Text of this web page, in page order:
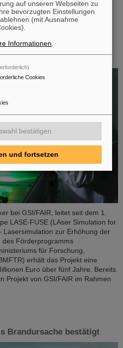
Yannik Zobus von
bei GSI/FAIR, leitet seit dem 1.
LASE-FUSE (LAser Simulation for
Lasersimulation zur Erhöhung der
des Förderprogramms
für Forschung,
erhält das Projekt eine
Euro über fünf Jahre. Bereits
Projekt von GSI/FAIR im Rahmen
Brandursache bestätigt
auf unseren Webseiten zu
bevorzugten Einstellungen
(mit Ausnahme
Informationen
Cookies
bestätigen
und fortsetzen